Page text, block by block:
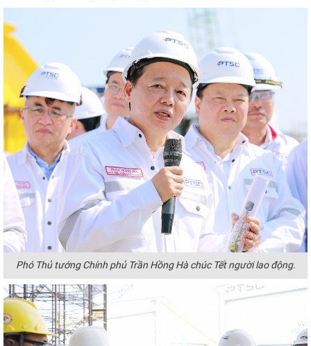
Phó Thủ tướng Chính phủ Trần Hồng Hà chúc Tết người lao động.